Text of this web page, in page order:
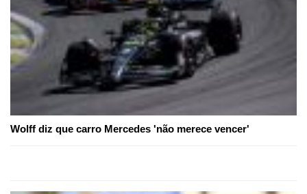
Wolff diz que carro Mercedes 'não merece vencer'